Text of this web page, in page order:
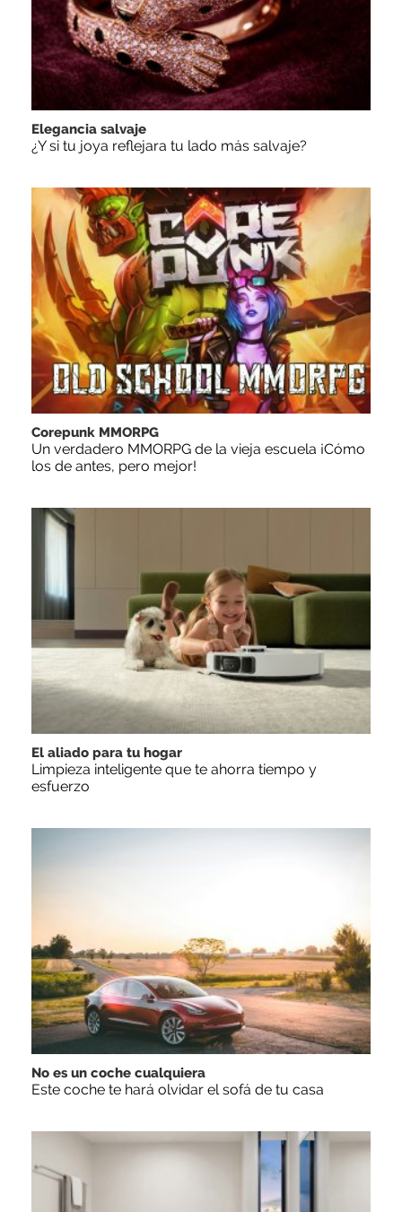
Elegancia salvaje
¿Y si tu joya reflejara tu lado más salvaje?
Corepunk MMORPG
Un verdadero MMORPG de la vieja escuela ¡Cómo
los de antes, pero mejor!
El aliado para tu hogar
Limpieza inteligente que te ahorra tiempo y
esfuerzo
No es un coche cualquiera
Este coche te hará olvidar el sofá de tu casa